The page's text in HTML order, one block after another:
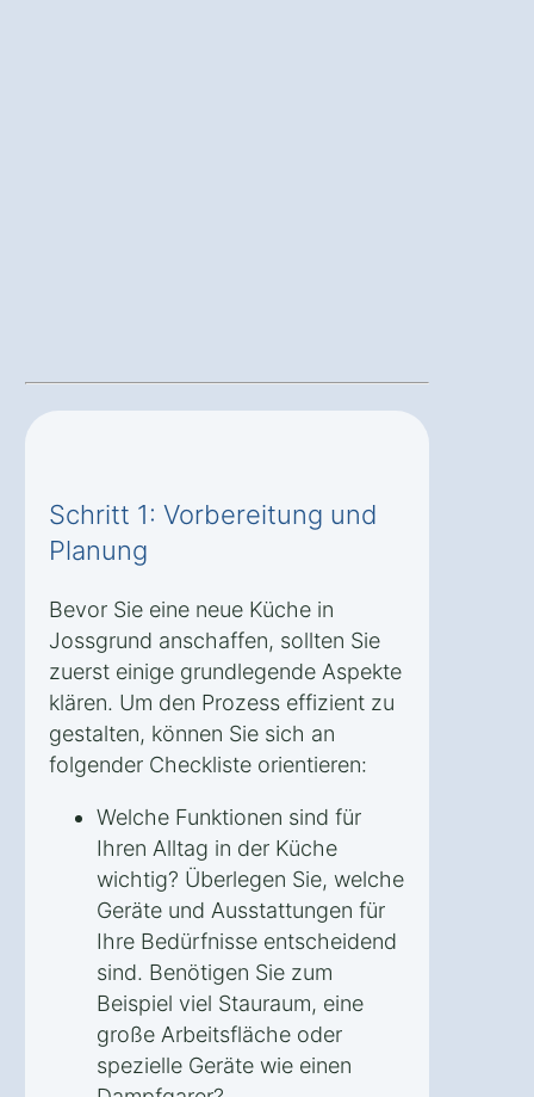
Schritt 1: Vorbereitung und
Planung
Bevor Sie eine neue Küche in
Jossgrund anschaffen, sollten Sie
zuerst einige grundlegende Aspekte
klären. Um den Prozess effizient zu
gestalten, können Sie sich an
folgender Checkliste orientieren:
Welche Funktionen sind für
Ihren Alltag in der Küche
wichtig? Überlegen Sie, welche
Geräte und Ausstattungen für
Ihre Bedürfnisse entscheidend
sind. Benötigen Sie zum
Beispiel viel Stauraum, eine
große Arbeitsfläche oder
spezielle Geräte wie einen